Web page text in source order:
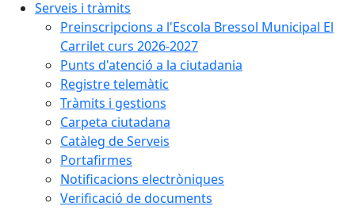
Serveis i tràmits
Preinscripcions a l'Escola Bressol Municipal El
Carrilet curs 2026-2027
Punts d'atenció a la ciutadania
Registre telemàtic
Tràmits i gestions
Carpeta ciutadana
Catàleg de Serveis
Portafirmes
Notificacions electròniques
Verificació de documents